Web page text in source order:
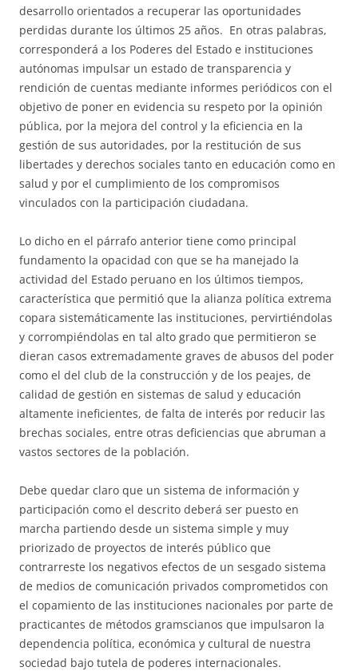
desarrollo orientados a recuperar las oportunidades
perdidas durante los últimos 25 años. En otras palabras,
corresponderá a los Poderes del Estado e instituciones
autónomas impulsar un estado de transparencia y
rendición de cuentas mediante informes periódicos con el
objetivo de poner en evidencia su respeto por la opinión
pública, por la mejora del control y la eficiencia en la
gestión de sus autoridades, por la restitución de sus
libertades y derechos sociales tanto en educación como en
salud y por el cumplimiento de los compromisos
vinculados con la participación ciudadana.
Lo dicho en el párrafo anterior tiene como principal
fundamento la opacidad con que se ha manejado la
actividad del Estado peruano en los últimos tiempos,
característica que permitió que la alianza política extrema
copara sistemáticamente las instituciones, pervirtiéndolas
y corrompiéndolas en tal alto grado que permitieron se
dieran casos extremadamente graves de abusos del poder
como el del club de la construcción y de los peajes, de
calidad de gestión en sistemas de salud y educación
altamente ineficientes, de falta de interés por reducir las
brechas sociales, entre otras deficiencias que abruman a
vastos sectores de la población.
Debe quedar claro que un sistema de información y
participación como el descrito deberá ser puesto en
marcha partiendo desde un sistema simple y muy
priorizado de proyectos de interés público que
contrarreste los negativos efectos de un sesgado sistema
de medios de comunicación privados comprometidos con
el copamiento de las instituciones nacionales por parte de
practicantes de métodos gramscianos que impulsaron la
dependencia política, económica y cultural de nuestra
sociedad bajo tutela de poderes internacionales.